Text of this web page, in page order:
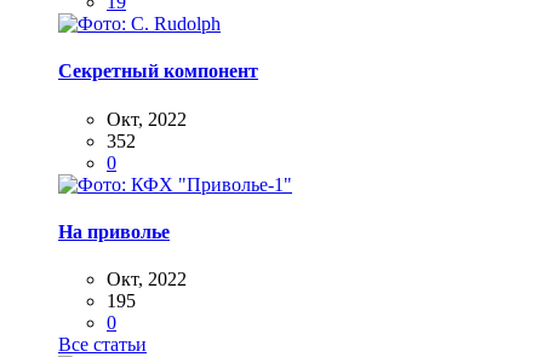
Секретный компонент
Окт, 2022
352
0
На приволье
Окт, 2022
195
0
Все статьи